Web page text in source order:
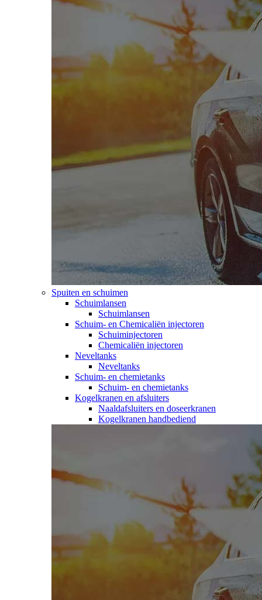
Spuiten en schuimen
Schuimlansen
Schuimlansen
Schuim- en Chemicaliën injectoren
Schuiminjectoren
Chemicaliën injectoren
Neveltanks
Neveltanks
Schuim- en chemietanks
Schuim- en chemietanks
Kogelkranen en afsluiters
Naaldafsluiters en doseerkranen
Kogelkranen handbediend